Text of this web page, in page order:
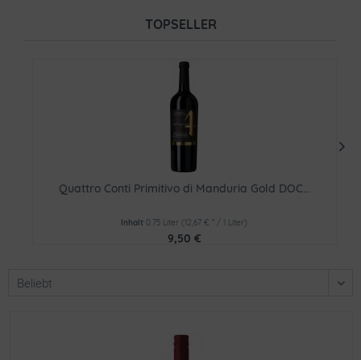
TOPSELLER
Quattro Conti Primitivo di Manduria Gold DOC...
Inhalt 0.75 Liter (12,67 € * / 1 Liter)
9,50 €